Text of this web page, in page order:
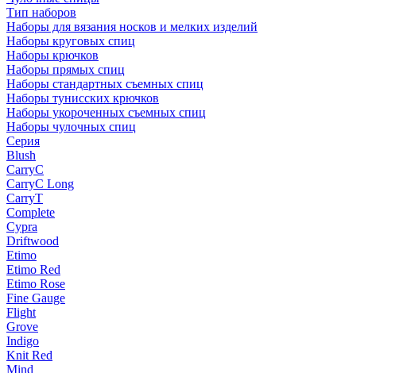
Тип наборов
Наборы для вязания носков и мелких изделий
Наборы круговых спиц
Наборы крючков
Наборы прямых спиц
Наборы стандартных съемных спиц
Наборы тунисских крючков
Наборы укороченных съемных спиц
Наборы чулочных спиц
Серия
Blush
CarryC
CarryC Long
CarryT
Complete
Cypra
Driftwood
Etimo
Etimo Red
Etimo Rose
Fine Gauge
Flight
Grove
Indigo
Knit Red
Mind